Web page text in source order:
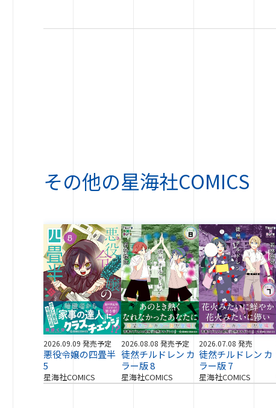
その他の星海社COMICS
2026.09.09 発売予定
悪役令嬢の四畳半
5
星海社COMICS
2026.08.08 発売予定
徒然チルドレン カ
ラー版 8
星海社COMICS
2026.07.08 発売
徒然チルドレン カ
ラー版 7
星海社COMICS